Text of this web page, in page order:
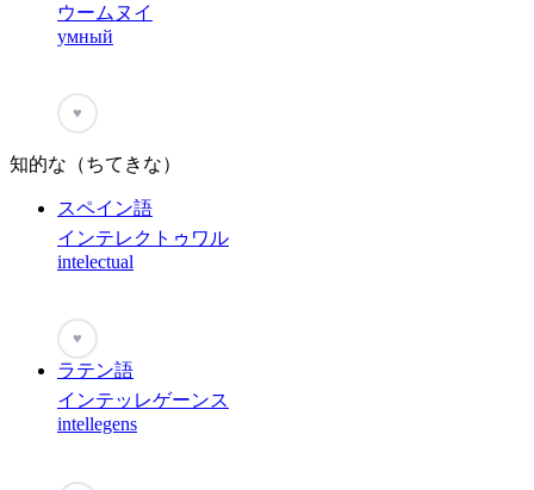
ウームヌイ
умный
♥
知的な（ちてきな）
スペイン語
インテレクトゥワル
intelectual
♥
ラテン語
インテッレゲーンス
intellegens